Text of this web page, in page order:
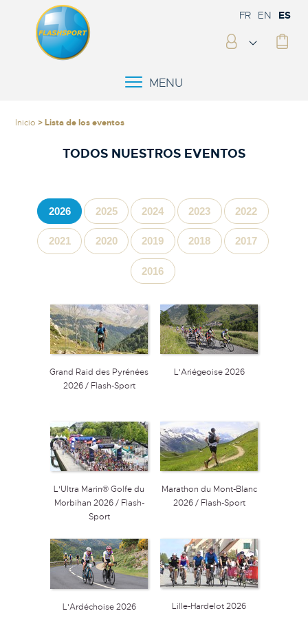
FR EN ES
MENU
Inicio > Lista de los eventos
TODOS NUESTROS EVENTOS
2026 2025 2024 2023 2022
2021 2020 2019 2018 2017
2016
Grand Raid des Pyrénées
2026 / Flash-Sport
L'Ariégeoise 2026
L'Ultra Marin® Golfe du
Morbihan 2026 / Flash-
Sport
Marathon du Mont-Blanc
2026 / Flash-Sport
L'Ardéchoise 2026 Lille-Hardelot 2026